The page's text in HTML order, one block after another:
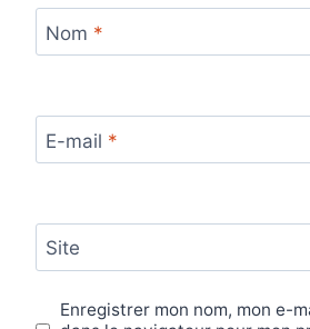
Nom *
E-mail *
Site
Enregistrer mon nom, mon e-